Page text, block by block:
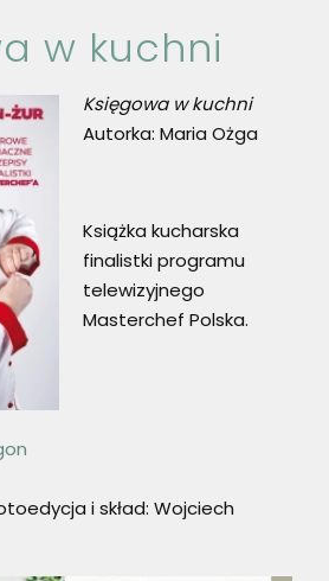
w kuchni
Księgowa w kuchni
Autorka: Maria Ożga
Książka kucharska
finalistki programu
telewizyjnego
Masterchef Polska.
i skład: Wojciech